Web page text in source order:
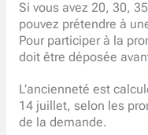
Si vous avez 20, 30,
pouvez prétendre à
Pour participer à la
doit être déposée
L’ancienneté est
14 juillet, selon les
de la demande.